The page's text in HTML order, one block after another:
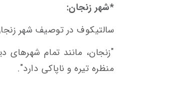
*شهر زنجان:
سالتیکوف در توصیف شهر
"زنجان، مانند تمام
منظره تیره و ناپاکی دارد".